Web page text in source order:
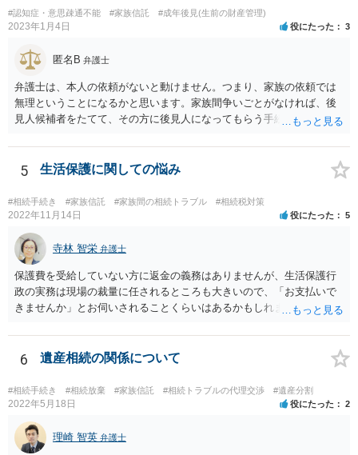
#認知症・意思疎通不能 #家族信託 #成年後見(生前の財産管理)
2023年1月4日 役にたった 3
匿名B 弁護士
弁護士は、本人の依頼がないと動けません。つまり、家族の依頼では
無理ということになるかと思います。家族間争いごとがなければ、後
見人候補者をたてて、その方に後見人になってもらう手続をすすめた
5 生活保護に関しての悩み
#相続手続き #家族信託 #家族間の相続トラブル #相続税対策
2022年11月14日 役にたった 5
寺林 智栄 弁護士
保護費を受給していない方に返金の義務はありませんが、生活保護行
政の実務は現場の裁量に任されるところも大きいので、「お支払いで
きませんか」とお伺いされることくらいはあるかもしれません。 通報
考えてご判断いただくのが良いと思います。
6 遺産相続の関係について
#相続手続き #相続放棄 #家族信託 #相続トラブルの代理交渉 #遺産分割
2022年5月18日 役にたった 2
理崎 智英 弁護士